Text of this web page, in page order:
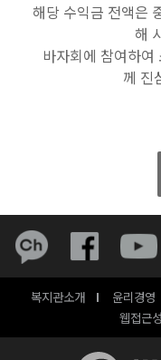
해당 수익금 전액은
해
바자회에 참여하여
께 진
복지관소개 윤리경영
웹접근